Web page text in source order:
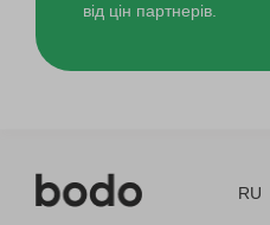
від цін партнерів.
RU